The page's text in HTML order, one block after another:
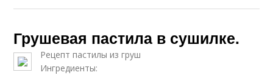
Грушевая пастила в сушилке.
Рецепт пастилы из груш
Ингредиенты: